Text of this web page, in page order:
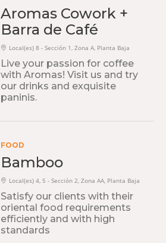
Aromas Cowork +
Barra de Café
Local(es) 8 - Sección 1, Zona A, Planta Baja
Live your passion for coffee
with Aromas! Visit us and try
our drinks and exquisite
paninis.
FOOD
Bamboo
Local(es) 4, 5 - Sección 2, Zona AA, Planta Baja
Satisfy our clients with their
oriental food requirements
efficiently and with high
standards